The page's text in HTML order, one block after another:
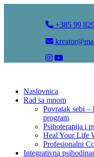
+385 99
Naslovnica
Rad sa mnom
Povratak sebi
program
Psihoterapija i
Heal Your Life
Profesionalni
Integrativna